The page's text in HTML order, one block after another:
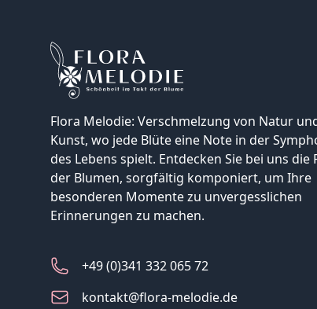
Flora Melodie: Verschmelzung von Natur
Kunst, wo jede Blüte eine Note in der
des Lebens spielt. Entdecken Sie bei uns die
der Blumen, sorgfältig komponiert, um Ihre
besonderen Momente zu unvergesslichen
Erinnerungen zu machen.
+49 (0)341 332 065 72
kontakt@flora-melodie.de